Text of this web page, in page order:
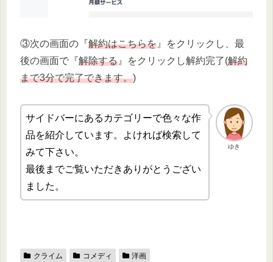
③次の画面の『解約はこちらを 』をクリックし、最
後の画面で『解除する 』をクリックし解約完了(解約
まで3分で完了できます。)
ゆき
サイドバーにあるカテゴリーで色々な作
品を紹介しています。よければ検索して
みて下さい。
最後までご覧いただきありがとうござい
ました。
クライム コメディ 洋画